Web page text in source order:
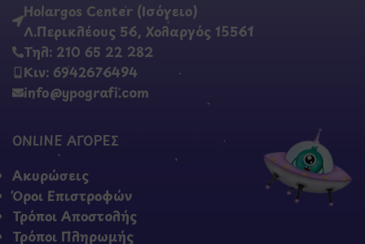
Holargos Center (Ισόγειο)
Λ.Περικλέους 56, Χολαργός 15561
Τηλ: 210 65 22 282
Κιν: 6942676494
info@ypografi.com
ONLINE ΑΓΟΡΕΣ
Ακυρώσεις
Όροι Επιστροφών
Τρόποι Αποστολής
Τρόποι Πληρωμής